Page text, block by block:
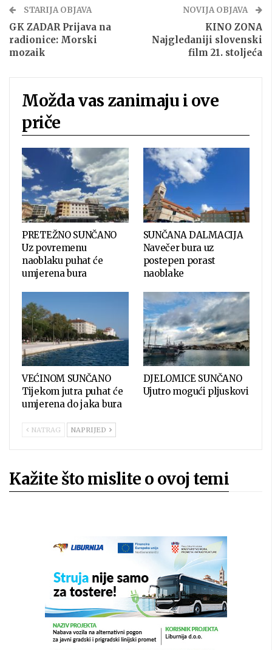
STARIJA OBJAVA
GK ZADAR Prijava na
radionice: Morski
mozaik
NOVIJA OBJAVA
KINO ZONA
Najgledaniji slovenski
film 21. stoljeća
Možda vas zanimaju i ove
priče
PRETEŽNO SUNČANO
Uz povremenu
naoblaku puhat će
umjerena bura
SUNČANA DALMACIJA
Navečer bura uz
postepen porast
naoblake
VEĆINOM SUNČANO
Tijekom jutra puhat će
umjerena do jaka bura
DJELOMICE SUNČANO
Ujutro mogući pljuskovi
NATRAG NAPRIJED
Kažite što mislite o ovoj temi